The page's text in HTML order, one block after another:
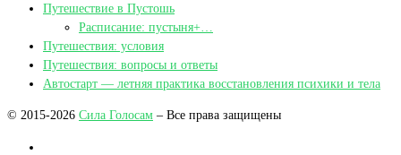
Путешествие в Пустошь
Расписание: пустыня+…
Путешествия: условия
Путешествия: вопросы и ответы
Автостарт — летняя практика восстановления психики и тела
© 2015-2026 Сила Голосам – Все права защищены